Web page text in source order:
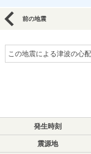
前の地震
この地震による津波の心
発生時刻
震源地